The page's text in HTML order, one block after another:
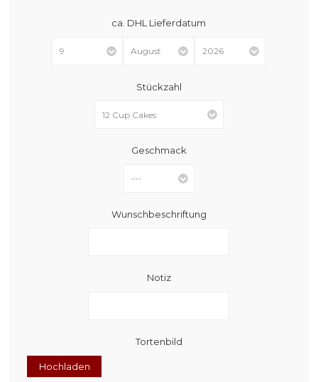
ca. DHL Lieferdatum
Stückzahl
Geschmack
Wunschbeschriftung
Notiz
Tortenbild
Hochladen